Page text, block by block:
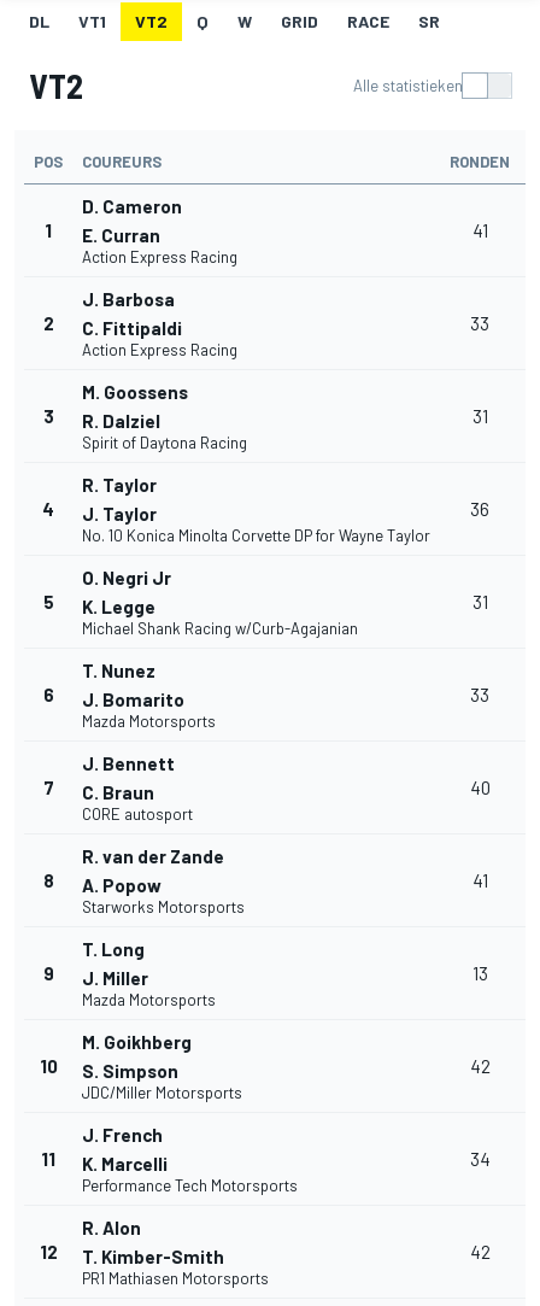
DL VT1 VT2 Q W GRID RACE SR
VT2 Alle statistieken
POS COUREURS RONDEN
1
D. Cameron
E. Curran
Action Express Racing
41
2
J. Barbosa
C. Fittipaldi
Action Express Racing
33
3
M. Goossens
R. Dalziel
Spirit of Daytona Racing
31
4
R. Taylor
J. Taylor
No. 10 Konica Minolta Corvette DP for Wayne Taylor
36
5
O. Negri Jr
K. Legge
Michael Shank Racing w/Curb-Agajanian
31
6
T. Nunez
J. Bomarito
Mazda Motorsports
33
7
J. Bennett
C. Braun
CORE autosport
40
8
R. van der Zande
A. Popow
Starworks Motorsports
41
9
T. Long
J. Miller
Mazda Motorsports
13
10
M. Goikhberg
S. Simpson
JDC/Miller Motorsports
42
11
J. French
K. Marcelli
Performance Tech Motorsports
34
12
R. Alon
T. Kimber-Smith
PR1 Mathiasen Motorsports
42